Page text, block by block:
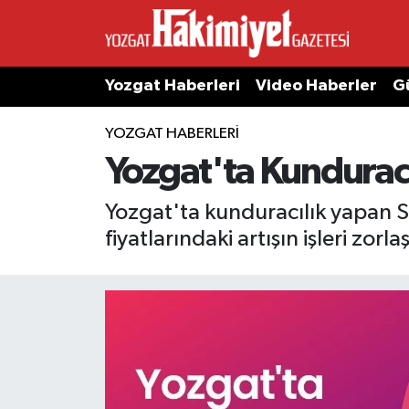
Yozgat Haberleri Video Haberler
YOZGAT HABERLERI
Yozgat'ta
Yozgat'ta kunduracılık yapan
fiyatlarındaki artışın işleri